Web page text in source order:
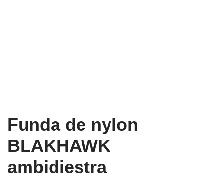
Funda de nylon
BLAKHAWK
ambidiestra